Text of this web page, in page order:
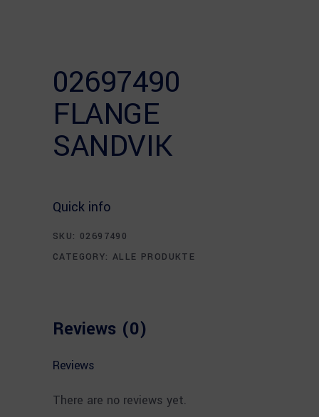
02697490
FLANGE
SANDVIK
Quick info
SKU: 02697490
CATEGORY:ALLE PRODUKTE
Reviews (0)
Reviews
There are no reviews yet.